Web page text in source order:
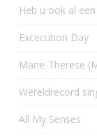
Heb u ook al
Excecution Day
Marie-Therese
Wereldrecord
All My Senses